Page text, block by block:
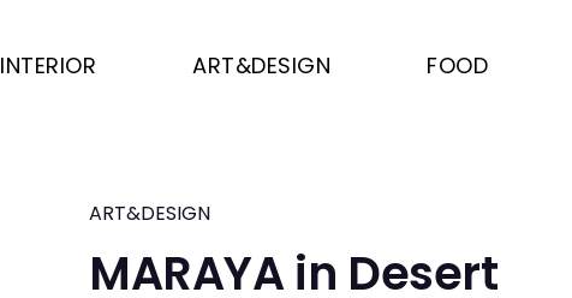
INTERIOR ART&DESIGN FOOD
ART&DESIGN
MARAYA in Desert